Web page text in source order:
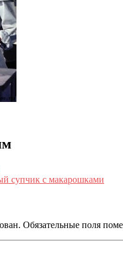
супчик с макарошками
Обязательные поля